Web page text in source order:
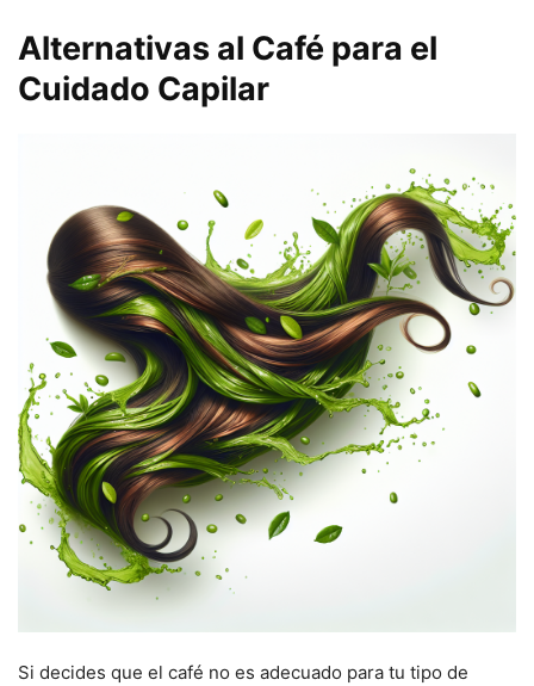
Alternativas al Café para el
Cuidado Capilar
Si decides que el café no es adecuado para tu tipo de